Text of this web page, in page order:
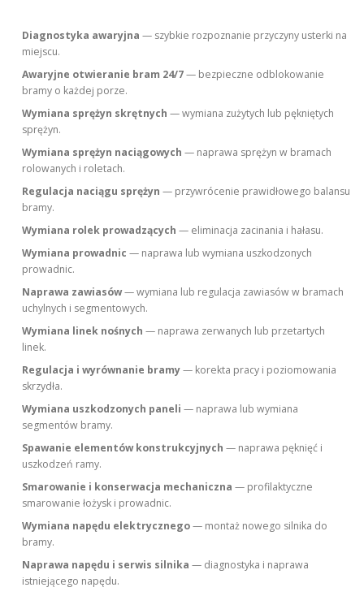
Diagnostyka awaryjna — szybkie rozpoznanie przyczyny usterki na
miejscu.
Awaryjne otwieranie bram 24/7— bezpieczne odblokowanie
bramy o każdej porze.
Wymiana sprężyn skrętnych — wymiana zużytych lub pękniętych
sprężyn.
Wymiana sprężyn naciągowych — naprawa sprężyn w bramach
rolowanych i roletach.
Regulacja naciągu sprężyn — przywrócenie prawidłowego balansu
bramy.
Wymiana rolek prowadzących — eliminacja zacinania i hałasu.
Wymiana prowadnic — naprawa lub wymiana uszkodzonych
prowadnic.
Naprawa zawiasów— wymiana lub regulacja zawiasów w bramach
uchylnych i segmentowych.
Wymiana linek nośnych — naprawa zerwanych lub przetartych
linek.
Regulacja i wyrównanie bramy— korekta pracy i poziomowania
skrzydła.
Wymiana uszkodzonych paneli — naprawa lub wymiana
segmentów bramy.
Spawanie elementów konstrukcyjnych — naprawa pęknięć i
uszkodzeń ramy.
Smarowanie i konserwacja mechaniczna — profilaktyczne
smarowanie łożysk i prowadnic.
Wymiana napędu elektrycznego— montaż nowego silnika do
bramy.
Naprawa napędu i serwis silnika — diagnostyka i naprawa
istniejącego napędu.